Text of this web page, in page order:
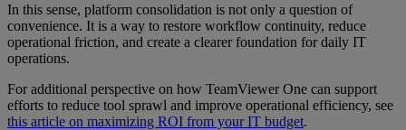
In this sense, platform consolidation is not only a question of
convenience. It is a way to restore workflow continuity, reduce
operational friction, and create a clearer foundation for daily IT
operations.
For additional perspective on how TeamViewer One can support
efforts to reduce tool sprawl and improve operational efficiency, see
this article on maximizing ROI from your IT budget.